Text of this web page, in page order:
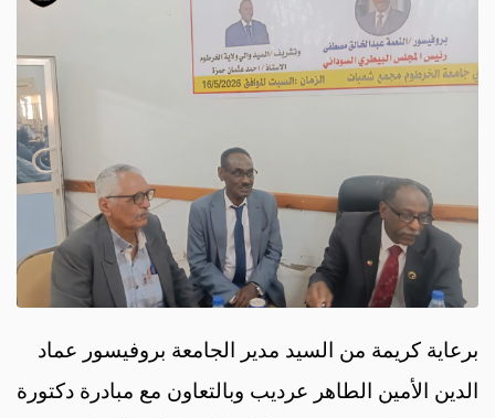
برعاية كريمة من السيد مدير الجامعة بروفيسور عماد
الدين الأمين الطاهر عرديب وبالتعاون مع مبادرة دكتورة